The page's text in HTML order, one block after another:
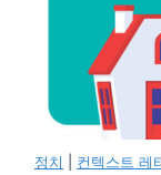
정치 컨텍스트 레